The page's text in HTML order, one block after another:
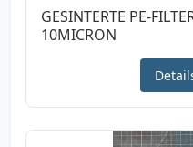
GESINTERTE PE-
10MICRON